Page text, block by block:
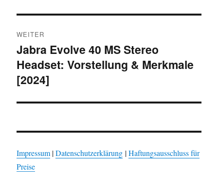
WEITER
Nächster
Beitrag:
Jabra Evolve 40 MS Stereo
Headset: Vorstellung & Merkmale
[2024]
Impressum |Datenschutzerklärung |Haftungsausschluss für
Preise